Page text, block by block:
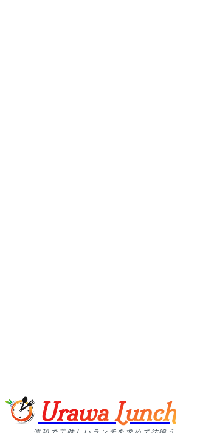
Urawa Lunch